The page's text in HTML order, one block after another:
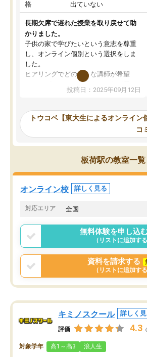
格
出ていない
長期欠席で遅れた授業を取り戻せて助
かりました。
子供の家で学びたいという意志を尊重
し、オンライン個別という選択をしま
した。
ヒアリングでどのような講師が希望
か、オプションは付帯するかなど選ぶ
事が出来ました。
ーティングを行い、その講師で良いか
見てから講師を決定する事ができま
す。
うちの子は、初回面談の講師の方で決
オンラインツールを使用した単語帳の
共有があり宿題もそちらで出される形
でした。
言う事で講師変更の申し出があり、あ
まりに短期での変更だった為、塾に通
う事にして退会しました。遅れも取り
戻せ、授業内容や講師の方は良かった
と思います。
投稿日：2025年09月12日
トウコベ【東大生によるオンライン
コ
板荷駅の教室一覧
オンライン校 詳しく見る
対応エリア 全国
無料体験を申し込
（リストに追加する
資料を請求する
（リストに追加する
キミノスクール 詳しく
評価 4.3
対象学年 高1～高3 浪人生